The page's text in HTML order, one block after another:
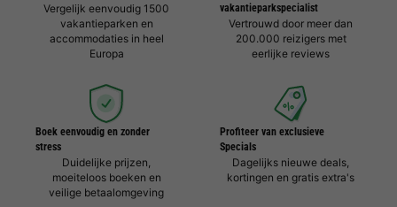
Vergelijk eenvoudig 1500
vakantieparken en
accommodaties in heel
Europa
vakantieparkspecialist
Vertrouwd door meer dan
200.000 reizigers met
eerlijke reviews
Boek eenvoudig en zonder
stress
Duidelijke prijzen,
moeiteloos boeken en
veilige betaalomgeving
Profiteer van exclusieve
Specials
Dagelijks nieuwe deals,
kortingen en gratis extra's